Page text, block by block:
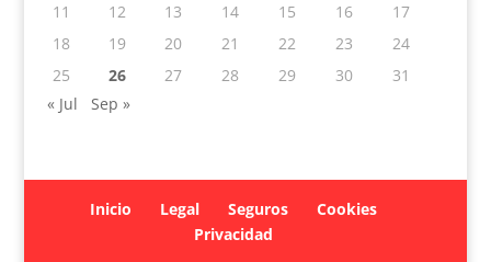
11
12 13 14 15 16
17
18
19 20 21 22 23
24
25
26 27 28 29 30
31
« Jul
Sep »
Inicio Legal Seguros
Cookies
Privacidad